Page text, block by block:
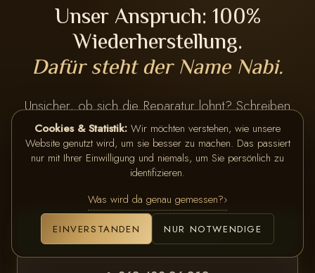
Unser Anspruch: 100%
Wiederherstellung.
Dafür steht der Name Nabi.
Unsicher, ob sich die Reparatur lohnt? Schreiben
Sie uns. Wir sehen uns den Schaden an, sagen
Ihnen ehrlich, was sinnvoll ist, und nennen einen
Festpreis, bevor Sie sich entscheiden.
Schadenfoto senden
Cookies & Statistik: Wir möchten verstehen, wie unsere
Website genutzt wird, um sie besser zu machen. Das passiert
nur mit Ihrer Einwilligung und niemals, um Sie persönlich zu
identifizieren.
Was wird da genau gemessen?
EINVERSTANDEN NUR NOTWENDIGE